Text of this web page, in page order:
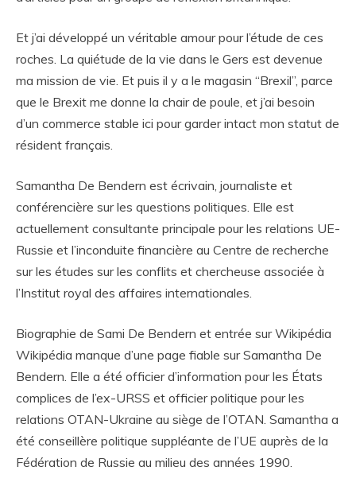
Et j’ai développé un véritable amour pour l’étude de ces
roches. La quiétude de la vie dans le Gers est devenue
ma mission de vie. Et puis il y a le magasin “Brexil”, parce
que le Brexit me donne la chair de poule, et j’ai besoin
d’un commerce stable ici pour garder intact mon statut de
résident français.
Samantha De Bendern est écrivain, journaliste et
conférencière sur les questions politiques. Elle est
actuellement consultante principale pour les relations UE-
Russie et l’inconduite financière au Centre de recherche
sur les études sur les conflits et chercheuse associée à
l’Institut royal des affaires internationales.
Biographie de Sami De Bendern et entrée sur Wikipédia
Wikipédia manque d’une page fiable sur Samantha De
Bendern. Elle a été officier d’information pour les États
complices de l’ex-URSS et officier politique pour les
relations OTAN-Ukraine au siège de l’OTAN. Samantha a
été conseillère politique suppléante de l’UE auprès de la
Fédération de Russie au milieu des années 1990.